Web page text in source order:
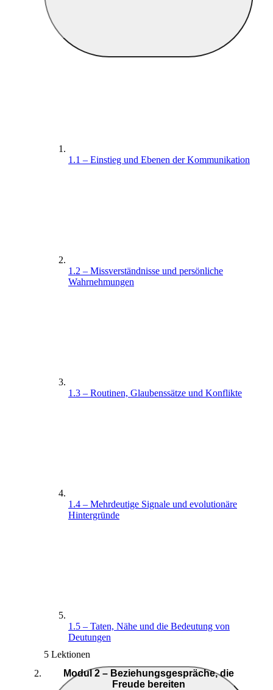
1.1 – Einstieg und Ebenen der Kommunikation
1.2 – Missverständnisse und persönliche
Wahrnehmungen
1.3 – Routinen, Glaubenssätze und Konflikte
1.4 – Mehrdeutige Signale und evolutionäre
Hintergründe
1.5 – Taten, Nähe und die Bedeutung von
Deutungen
5 Lektionen
Modul 2 – Beziehungsgespräche, die
Freude bereiten